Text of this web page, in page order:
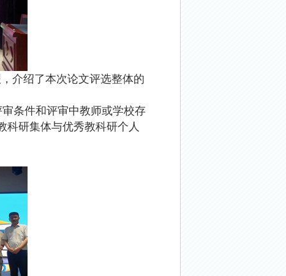
介绍了本次论文评选整体的
条件和评审中教师或学校存
科研集体与优秀教科研个人